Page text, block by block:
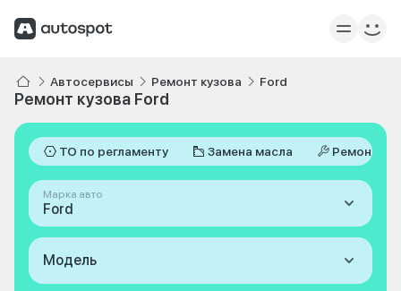
Автосервисы Ремонт кузова Ford
Ремонт кузова Ford
ТО по регламенту Замена масла Ремонт
Марка авто
Ford
Модель